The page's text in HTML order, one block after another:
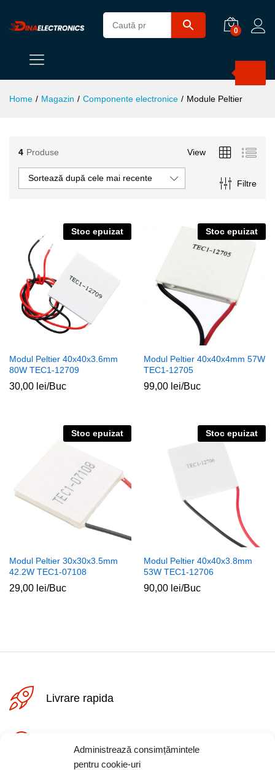
Administrează consimțămintele
pentru cookie-uri
0
Home / Magazin / Componente electronice / Module Peltier
4 Produse View
Filtre
Sortează după cele mai recente
Stoc epuizat
Modul Peltier 40x40x3.6mm
80W TEC1-12709
30,00 lei/Buc
Stoc epuizat
Modul Peltier 40x40x4mm 57W
TEC1-12705
99,00 lei/Buc
Stoc epuizat
Modul Peltier 30x30x3.5mm
42.2W TEC1-07108
29,00 lei/Buc
Stoc epuizat
Modul Peltier 40x40x3.8mm
53W TEC1-12706
90,00 lei/Buc
Livrare rapida